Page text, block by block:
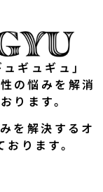
ギュギュ」
の悩みを解消
ります。
を解決するオ
ります。